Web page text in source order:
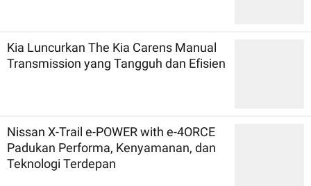
Kia Luncurkan The Kia Carens Manual
Transmission yang Tangguh dan Efisien
Nissan X-Trail e-POWER with e-4ORCE
Padukan Performa, Kenyamanan, dan
Teknologi Terdepan